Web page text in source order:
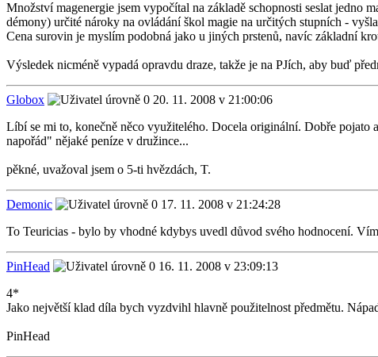
Množství magenergie jsem vypočítal na základě schopnosti seslat jedno
démony) určité nároky na ovládání škol magie na určitých stupních -
Cena surovin je myslím podobná jako u jiných prstenů, navíc základní
Výsledek nicméně vypadá opravdu draze, takže je na PJích, aby buď
Globox
20. 11. 2008 v 21:00:06
Líbí se mi to, konečně něco využitelého. Docela originální. Dobře pojato
napořád" nějaké peníze v družince...
pěkné, uvažoval jsem o 5-ti hvězdách, T.
Demonic
17. 11. 2008 v 21:24:28
To Teuricias - bylo by vhodné kdybys uvedl důvod svého hodnocení.
PinHead
16. 11. 2008 v 23:09:13
4*
Jako největší klad díla bych vyzdvihl hlavně použitelnost předmětu.
PinHead